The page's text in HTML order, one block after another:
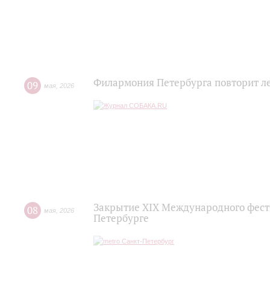
09 мая 2026 Филармония Петербурга повторит
08 мая 2026
Закрытие XIX Международного
Петербурге